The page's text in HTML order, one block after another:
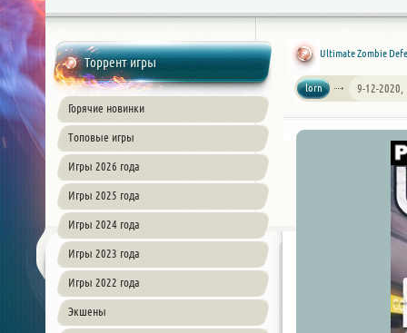
Торрент игры
Горячие новинки
Топовые игры
Игры 2026 года
Игры 2025 года
Игры 2024 года
Игры 2023 года
Игры 2022 года
Экшены
Ultimate Zombie
lorn 9-12-2020,